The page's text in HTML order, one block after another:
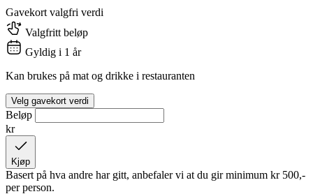
Gavekort valgfri verdi
Valgfritt beløp
Gyldig i 1 år
Kan brukes på mat og drikke i restauranten
Velg gavekort verdi
Beløp
kr
Kjøp
Basert på hva andre har gitt, anbefaler vi at du gir minimum kr 500,-
per person.